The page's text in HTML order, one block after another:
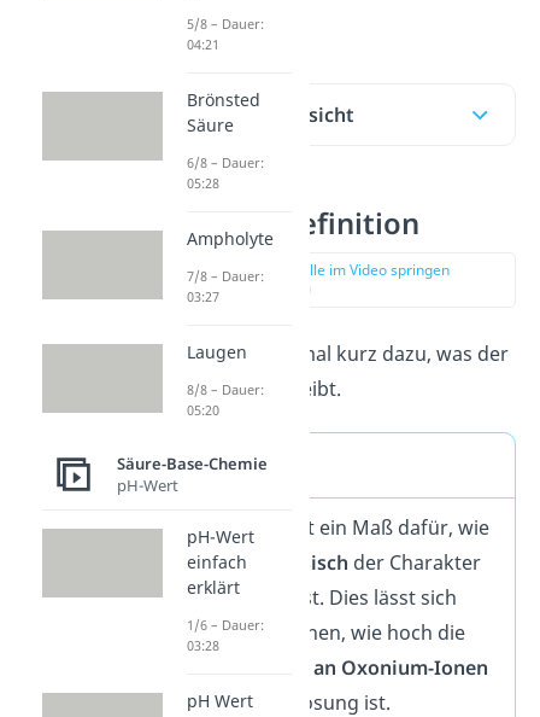
unser
Video
Inhaltsübersicht
pH Wert Definition
zur Stelle im Video springen
(00:17)
Zuerst noch einmal kurz dazu, was der
pH-Wertbeschreibt.
Merke
Der pH Wert ist ein Maß dafür, wie
saueroder basisch der Charakter
einer Lösung ist. Dies lässt sich
daran festmachen, wie hoch die
Konzentration an Oxonium-Ionen
in der Lösung ist.
5/8 – Dauer:
04:21
Brönsted
Säure
6/8 – Dauer:
05:28
Ampholyte
7/8 – Dauer:
03:27
Laugen
8/8 – Dauer:
05:20
Säure-Base-Chemie
pH-Wert
pH-Wert
einfach
erklärt
1/6 – Dauer:
03:28
pH Wert